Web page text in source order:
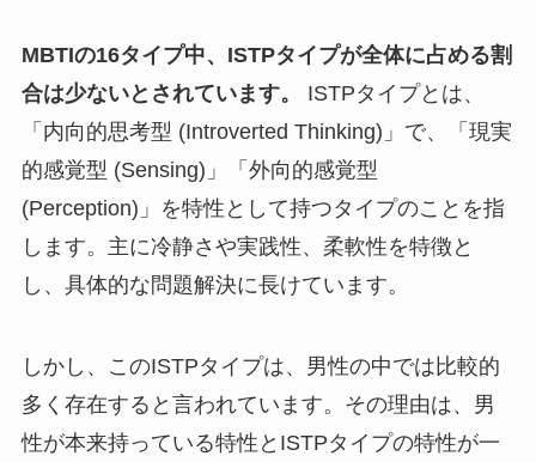
MBTIの16タイプ中、ISTPタイプが全体に占める割
合は少ないとされています。
ISTPタイプとは、
「内向的思考型 (Introverted Thinking)」で、「現実
的感覚型 (Sensing)」「外向的感覚型
(Perception)」を特性として持つタイプのことを指
します。主に冷静さや実践性、柔軟性を特徴と
し、具体的な問題解決に長けています。
しかし、このISTPタイプは、男性の中では比較的
多く存在すると言われています。その理由は、男
性が本来持っている特性とISTPタイプの特性が一